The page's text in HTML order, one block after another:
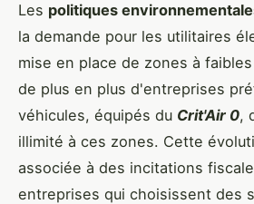
Les politiques
la demande pour les utilitaires
mise en place de zones à
de plus en plus d'entreprises
véhicules, équipés du Crit'Air 0,
illimité à ces zones. Cette
associée à des incitations
entreprises qui choisissent des